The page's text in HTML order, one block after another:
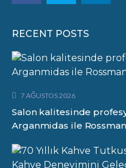
RECENT POSTS
7 AĞUSTOS 2026
Salon kalitesinde
Arganmidas ile